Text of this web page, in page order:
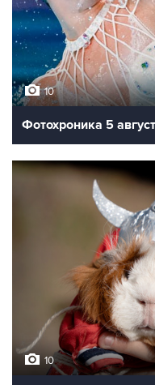
10
Фотохроника 5
10